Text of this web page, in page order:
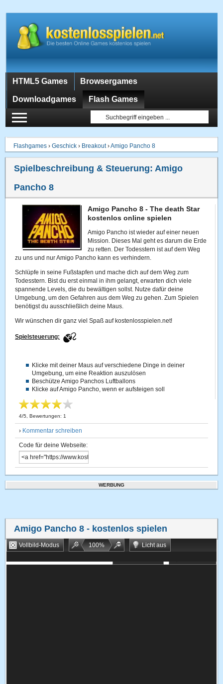
HTML5 Games Browsergames
Downloadgames Flash Games
Flashgames ›Geschick › Breakout›Amigo Pancho 8
Spielbeschreibung & Steuerung:Amigo
Pancho 8
Amigo Pancho 8 - The death Star
kostenlos online spielen
Amigo Pancho ist wieder auf einer neuen
Mission. Dieses Mal geht es darum die Erde
zu retten. Der Todesstern ist auf dem Weg
zu uns und nur Amigo Pancho kann es verhindern.
Schlüpfe in seine Fußstapfen und mache dich auf dem Weg zum
Todesstern. Bist du erst einmal in ihm gelangt, erwarten dich viele
spannende Levels, die du bewältigen sollst. Nutze dafür deine
Umgebung, um den Gefahren aus dem Weg zu gehen. Zum Spielen
benötigst du ausschließlich deine Maus.
Wir wünschen dir ganz viel Spaß auf kostenlosspielen.net!
Spielsteuerung:
Klicke mit deiner Maus auf verschiedene Dinge in deiner
Umgebung, um eine Reaktion auszulösen
Beschütze Amigo Panchos Luftballons
Klicke auf Amigo Pancho, wenn er aufsteigen soll
4/5 , Bewertungen: 1
› Kommentar schreiben
Code für deine Webseite:
WERBUNG
Amigo Pancho 8 - kostenlos spielen
Vollbild-Modus 100%
Licht aus